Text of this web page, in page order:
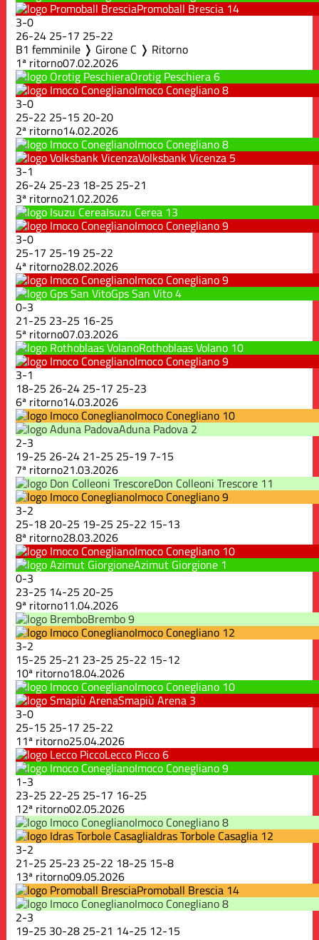
Promoball Brescia 14
3-0
26-24 25-17 25-22
B1 femminile ❭ Girone C ❭ Ritorno
1ª ritorno07.02.2026
Orotig Peschiera6
Imoco Conegliano8
3-0
25-22 25-15 20-20
2ª ritorno14.02.2026
Imoco Conegliano8
Volksbank Vicenza 5
3-1
26-24 25-23 18-25 25-21
3ª ritorno21.02.2026
Isuzu Cerea 13
Imoco Conegliano9
3-0
25-17 25-19 25-22
4ª ritorno28.02.2026
Imoco Conegliano9
Gps San Vito4
0-3
21-25 23-25 16-25
5ª ritorno07.03.2026
Rothoblaas Volano 10
Imoco Conegliano9
3-1
18-25 26-24 25-17 25-23
6ª ritorno14.03.2026
Imoco Conegliano 10
Aduna Padova 2
2-3
19-25 26-24 21-25 25-19 7-15
7ª ritorno21.03.2026
Don Colleoni Trescore 11
Imoco Conegliano9
3-2
25-18 20-25 19-25 25-22 15-13
8ª ritorno28.03.2026
Imoco Conegliano 10
Azimut Giorgione 1
0-3
23-25 14-25 20-25
9ª ritorno11.04.2026
Brembo9
Imoco Conegliano 12
3-2
15-25 25-21 23-25 25-22 15-12
10ª ritorno18.04.2026
Imoco Conegliano 10
Smapiù Arena 3
3-0
25-15 25-17 25-22
11ª ritorno25.04.2026
Lecco Picco6
Imoco Conegliano9
1-3
23-25 22-25 25-17 16-25
12ª ritorno02.05.2026
Imoco Conegliano8
Idras Torbole Casaglia 12
3-2
21-25 25-23 25-22 18-25 15-8
13ª ritorno09.05.2026
Promoball Brescia 14
Imoco Conegliano8
2-3
19-25 30-28 25-21 14-25 12-15